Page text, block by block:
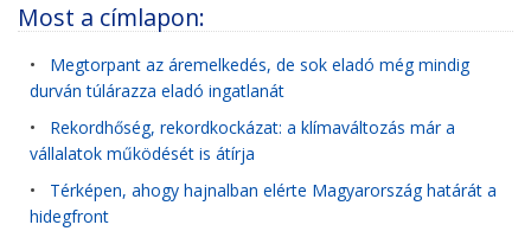
Most a címlapon:
• Megtorpant az áremelkedés, de sok eladó még mindig
durván túlárazza eladó ingatlanát
• Rekordhőség, rekordkockázat: a klímaváltozás már a
vállalatok működését is átírja
• Térképen, ahogy hajnalban elérte Magyarország határát a
hidegfront